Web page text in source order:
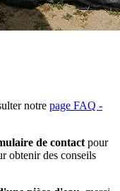
notre page FAQ -
de contact pour
obtenir des conseils